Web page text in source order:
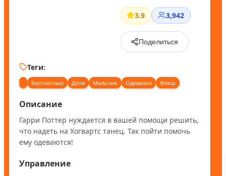
3.9 3,942
Поделиться
Теги:
Бесплатные Дети Мальчик Одевалки Флеш
Описание
Гарри Поттер нуждается в вашей помощи решить,
что надеть на Хогвартс танец. Так пойти помочь
ему одеваются!
Управление